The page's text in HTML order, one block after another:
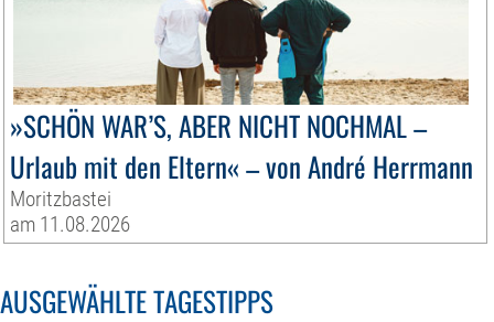
»SCHÖN WAR’S, ABER NICHT NOCHMAL –
Urlaub mit den Eltern« – von André Herrmann
Moritzbastei
am 11.08.2026
AUSGEWÄHLTE TAGESTIPPS